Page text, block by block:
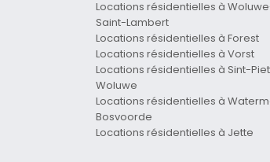
Locations résidentielles à
Saint-Lambert
Locations résidentielles à Forest
Locations résidentielles à Vorst
Locations résidentielles à Sint-
Woluwe
Locations résidentielles à
Bosvoorde
Locations résidentielles à Jette